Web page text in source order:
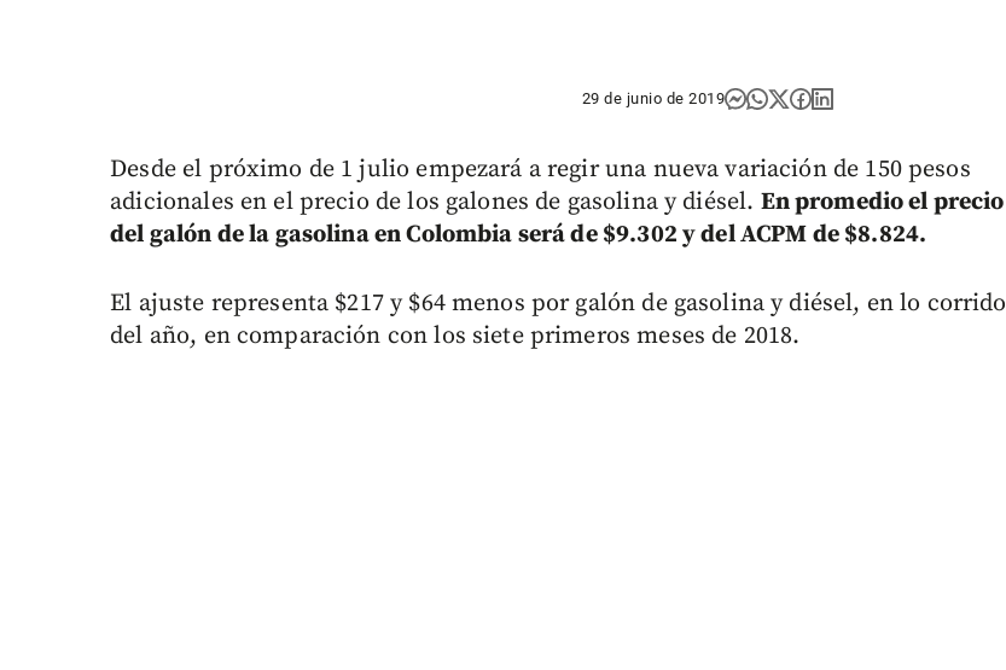
29 de junio de 2019
Desde el próximo de 1 julio empezará a regir una nueva variación de 150 pesos
adicionales en el precio de los galones de gasolina y diésel. En promedio el precio
del galón de la gasolina en Colombia será de $9.302 y del ACPM de $8.824.
El ajuste representa $217 y $64 menos por galón de gasolina y diésel, en lo corrido
del año, en comparación con los siete primeros meses de 2018.